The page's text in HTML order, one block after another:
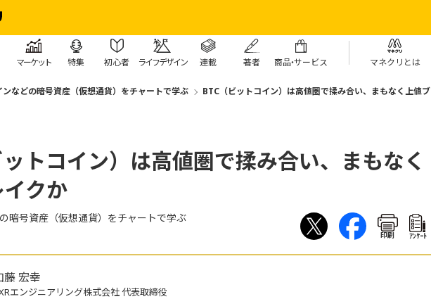
マーケット 特集 初心者 ライフデザイン 連載 著者 商品・サービス マネクリとは
ンなどの暗号資産（仮想通貨）をチャートで学ぶ
BTC（ビットコイン）は高値圏で揉み合い、まもなく上値ブ
トコイン）は高値圏で揉み合い、まもなく
クか
暗号資産（仮想通貨）をチャートで学ぶ
印刷 ｱﾝｹｰﾄ
藤 宏幸
エンジニアリング株式会社 代表取締役